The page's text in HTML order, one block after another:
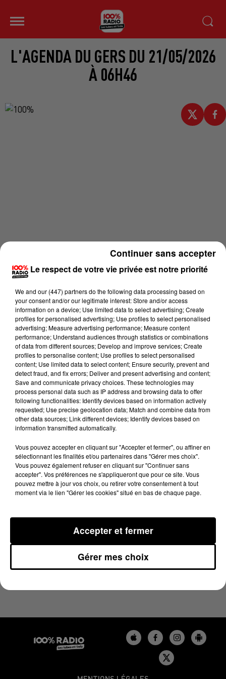
L'AGENDA DU GERS DU 21/05/2026
À 06H46
Lecture (1 min 14 sec)
100%
21 mai 2026 - 1 min 14 sec
L'AGENDA DU GERS DU 21/05/2026 À 06H46
Le respect de votre vie privée est notre priorité
We and our (447) partnersdo the following data processing based on
your consent and/or our legitimate interest: Store and/or access
information on a device; Use limited data to select advertising; Create
profiles for personalised advertising; Use profiles to select personalised
advertising; Measure advertising performance; Measure content
performance; Understand audiences through statistics or combinations
of data from different sources; Develop and improve services; Create
profiles to personalise content; Use profiles to select personalised
content; Use limited data to select content; Ensure security, prevent and
detect fraud, and fix errors; Deliver and present advertising and content;
Save and communicate privacy choices. These technologies may
process personal data such as IP address and browsing data to offer
following functionalities: Identify devices based on information actively
requested; Use precise geolocation data; Match and combine data from
other data sources; Link different devices; Identify devices based on
information transmitted automatically.
Vous pouvez accepter en cliquant sur "Accepter et fermer", ou affiner en
sélectionnant les finalités et/ou partenaires dans "Gérer mes choix".
Vous pouvez également refuser en cliquant sur "Continuer sans
accepter". Vos préférences ne s'appliqueront que pour ce site. Vous
pouvez mettre à jour vos choix, ou retirer votre consentement à tout
moment via le lien "Gérer les cookies" situé en bas de chaque page.
Gérer mes choix
Accepter et fermer
Continuer sans accepter